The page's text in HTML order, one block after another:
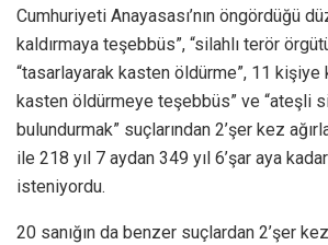
Cumhuriyeti Anayasası’nın öngördüğü
kaldırmaya teşebbüs”, “silahlı terör
“tasarlayarak kasten öldürme”, 11 kişiye
kasten öldürmeye teşebbüs” ve “ateşli
bulundurmak” suçlarından 2’şer kez
ile 218 yıl 7 aydan 349 yıl 6’şar aya
isteniyordu.
20 sanığın da benzer suçlardan 2’şer kez